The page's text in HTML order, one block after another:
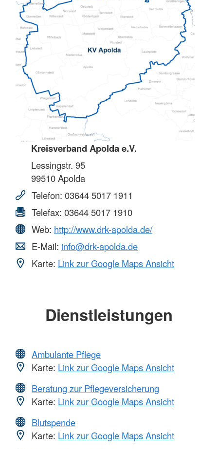
Kreisverband Apolda e.V.
Lessingstr. 95
99510Apolda
Telefon: 03644 5017 1911
Telefax: 03644 5017 1910
Web: http://www.drk-apolda.de/
E-Mail: info@drk-apolda.de
Karte: Link zur Google Maps Ansicht
Dienstleistungen
Ambulante Pflege
Karte: Link zur Google Maps Ansicht
Beratung zur Pflegeversicherung
Karte: Link zur Google Maps Ansicht
Blutspende
Karte: Link zur Google Maps Ansicht